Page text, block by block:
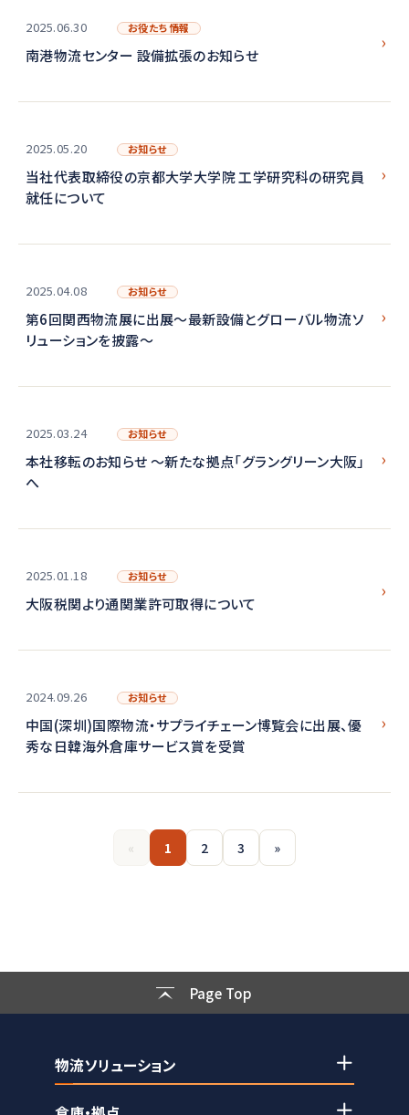
2025.06.30 お役たち情報
南港物流センター 設備拡張のお知らせ
2025.05.20 お知らせ
当社代表取締役の京都大学大学院 工学研究科の研究員
就任について
2025.04.08 お知らせ
第6回関西物流展に出展～最新設備とグローバル物流ソ
リューションを披露～
2025.03.24 お知らせ
本社移転のお知らせ ～新たな拠点「グラングリーン大阪」
へ
2025.01.18 お知らせ
大阪税関より通関業許可取得について
2024.09.26 お知らせ
中国(深圳)国際物流・サプライチェーン博覧会に出展、優
秀な日韓海外倉庫サービス賞を受賞
« 1 2 3 »
Page Top
物流ソリューション